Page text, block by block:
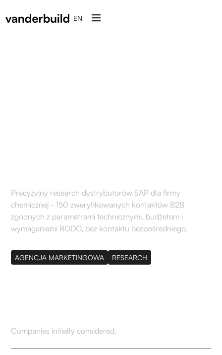
EN
Precyzyjny research dystrybutorów SAP dla firmy
chemicznej - 150 zweryfikowanych kontaktów B2B
zgodnych z parametrami technicznymi, budżetem i
wymaganiami RODO, bez kontaktu bezpośredniego.
AGENCJA MARKETINGOWA RESEARCH
Companies initially considered.